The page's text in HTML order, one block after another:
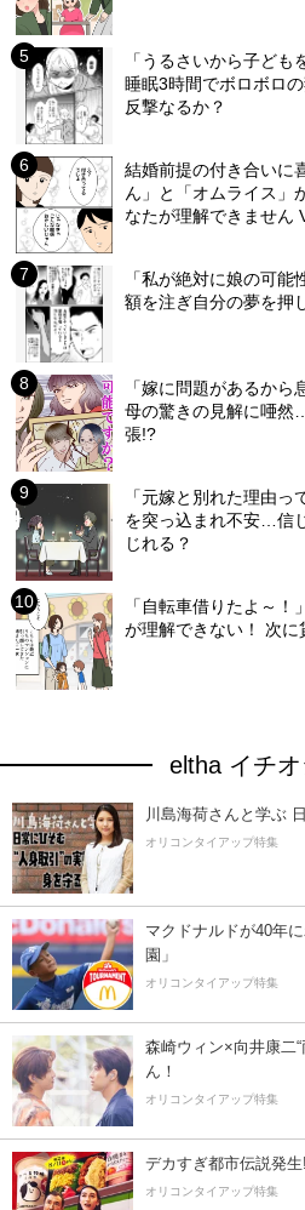
「うるさいから子ど
睡眠3時間でボロボロ
反撃なるか？
結婚前提の付き合いに
ん」と「オムライス」
なたが理解できません
「私が絶対に娘の可
額を注ぎ自分の夢を押
「嫁に問題があるか
母の驚きの見解に唖然
張!?
「元嫁と別れた理由
を突っ込まれ不安…信
じれる？
「自転車借りたよ～
が理解できない！ 次
eltha イチ
川島海荷さんと学ぶ
オリコンタイアップ特集
マクドナルドが40年
園」
オリコンタイアップ特集
森崎ウィン×向井康二
ん！
オリコンタイアップ特集
デカすぎ都市伝説発
オリコンタイアップ特集